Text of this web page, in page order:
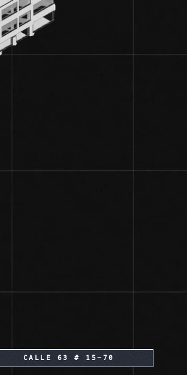
CALLE 63 # 15-70